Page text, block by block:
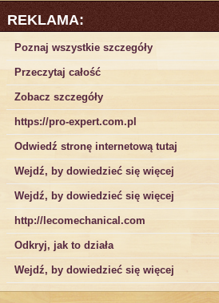
REKLAMA:
Poznaj wszystkie szczegóły
Przeczytaj całość
Zobacz szczegóły
https://pro-expert.com.pl
Odwiedź stronę internetową tutaj
Wejdź, by dowiedzieć się więcej
Wejdź, by dowiedzieć się więcej
http://lecomechanical.com
Odkryj, jak to działa
Wejdź, by dowiedzieć się więcej